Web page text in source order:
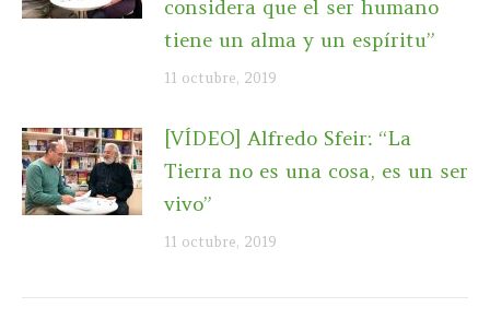
considera que el ser humano
tiene un alma y un espíritu”
11 octubre, 2019
[VÍDEO] Alfredo Sfeir: “La
Tierra no es una cosa, es un ser
vivo”
11 octubre, 2019